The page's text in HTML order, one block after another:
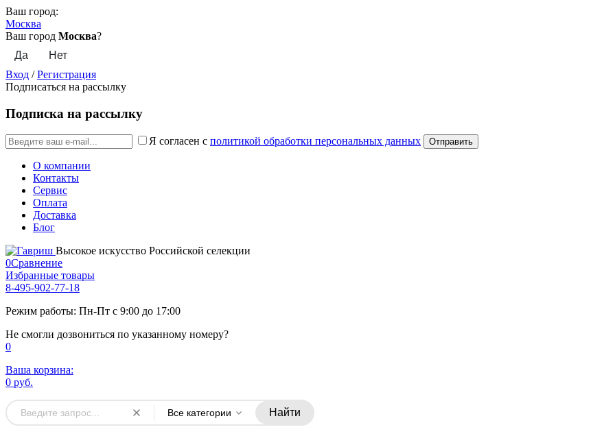
Ваш город:
Москва
Ваш город Москва?
Вход /Регистрация
Подписаться на рассылку
Подписка на рассылку
Я согласен с политикой обработки персональных данных
О компании
Контакты
Сервис
Оплата
Доставка
Блог
Высокое искусство Российской селекции
0Сравнение
Избранные товары
8-495-902-77-18
Режим работы: Пн-Пт с 9:00 до 17:00
Не смогли дозвониться по указанному номеру?
0
Ваша корзина:
0 руб.
Все категории Найти